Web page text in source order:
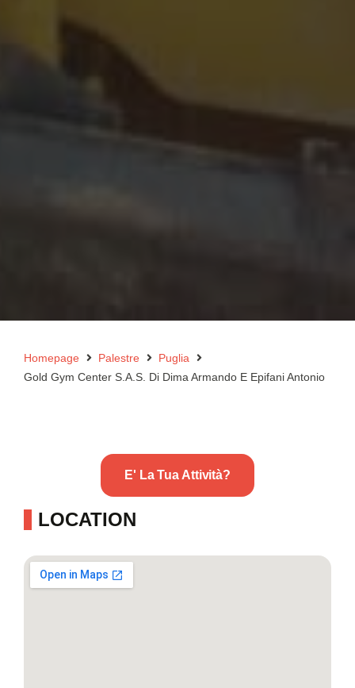
Homepage Palestre
Puglia
Gold Gym Center S.A.S. Di Dima Armando E Epifani Antonio
E' La Tua Attività?
LOCATION